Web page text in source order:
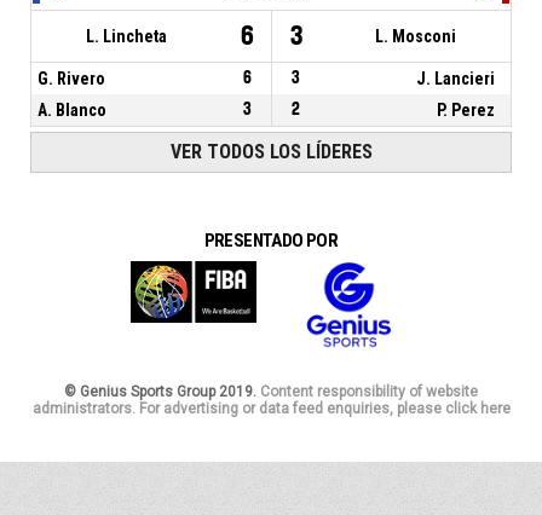
L. Lincheta 6 3 L. Mosconi
G. Rivero 6 3
J. Lancieri
A. Blanco
3 2 P. Perez
VER TODOS LOS LÍDERES
PRESENTADO POR
© Genius Sports Group 2019. Content responsibility of website
administrators. For advertising or data feed enquiries, please click here